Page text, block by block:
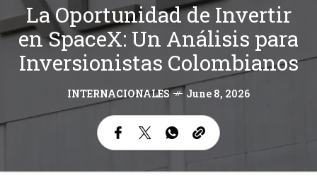
La Oportunidad de Invertir
en SpaceX: Un Análisis para
Inversionistas Colombianos
INTERNACIONALES June 8, 2026